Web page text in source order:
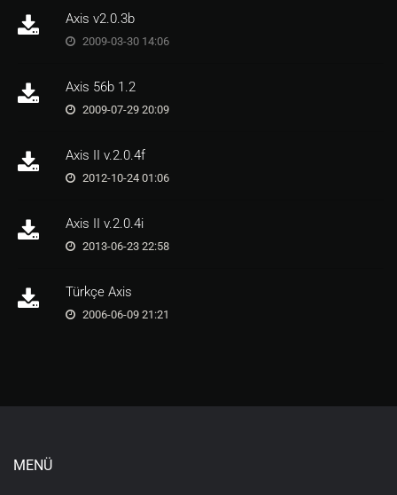
Axis v2.0.3b
2009-03-30 14:06
Axis 56b 1.2
2009-07-29 20:09
Axis II v.2.0.4f
2012-10-24 01:06
Axis II v.2.0.4i
2013-06-23 22:58
Türkçe Axis
2006-06-09 21:21
MENÜ